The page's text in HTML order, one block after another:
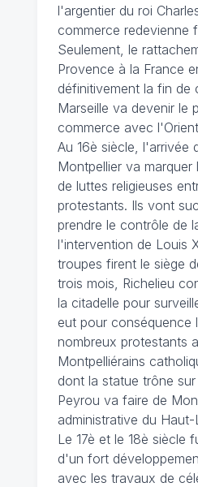
l'argentier du roi
commerce redevienne
Seulement, le
Provence à la France
définitivement la fin de
Marseille va devenir le
commerce avec
Au 16è siècle, l'arrivée
Montpellier va
de luttes religieuses
protestants. Ils vont
prendre le contrôle de
l'intervention de Louis
troupes firent le siège
trois mois, Richelieu
la citadelle pour
eut pour conséquence
nombreux protestants
Montpelliérains
dont la statue trône
Peyrou va faire de
administrative du
Le 17è et le 18è siècle
d'un fort
avec les travaux de